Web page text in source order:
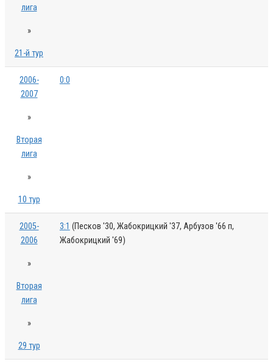
лига
»
21-й тур
2006-
2007
»
Вторая
лига
»
10 тур
0:0
2005-
2006
»
Вторая
лига
»
29 тур
3:1 (Песков '30, Жабокрицкий '37, Арбузов '66 п,
Жабокрицкий '69)